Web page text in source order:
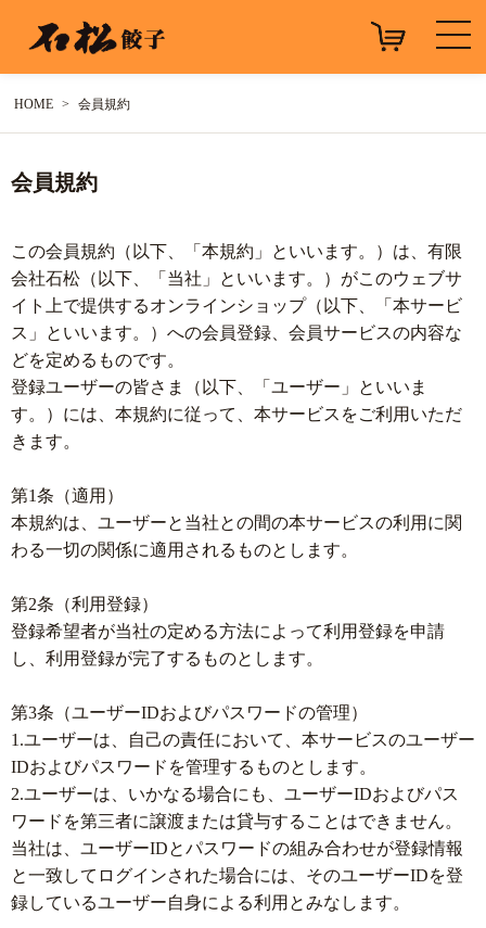
HOME 会員規約
会員規約
この会員規約（以下、「本規約」といいます。）は、有限
会社石松（以下、「当社」といいます。）がこのウェブサ
イト上で提供するオンラインショップ（以下、「本サービ
ス」といいます。）への会員登録、会員サービスの内容な
どを定めるものです。
登録ユーザーの皆さま（以下、「ユーザー」といいま
す。）には、本規約に従って、本サービスをご利用いただ
きます。
第1条（適用）
本規約は、ユーザーと当社との間の本サービスの利用に関
わる一切の関係に適用されるものとします。
第2条（利用登録）
登録希望者が当社の定める方法によって利用登録を申請
し、利用登録が完了するものとします。
第3条（ユーザーIDおよびパスワードの管理）
1.ユーザーは、自己の責任において、本サービスのユーザー
IDおよびパスワードを管理するものとします。
2.ユーザーは、いかなる場合にも、ユーザーIDおよびパス
ワードを第三者に譲渡または貸与することはできません。
当社は、ユーザーIDとパスワードの組み合わせが登録情報
と一致してログインされた場合には、そのユーザーIDを登
録しているユーザー自身による利用とみなします。